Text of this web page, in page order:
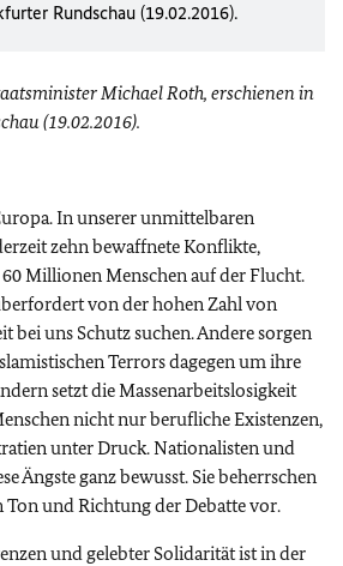
Rundschau (19.02.2016).
Michael Roth, erschienen in
(19.02.2016).
In unserer unmittelbaren
zehn bewaffnete Konflikte,
Millionen Menschen auf der Flucht.
von der hohen Zahl von
bei uns Schutz suchen. Andere sorgen
Terrors dagegen um ihre
setzt die Massenarbeitslosigkeit
nicht nur berufliche Existenzen,
unter Druck. Nationalisten und
Ängste ganz bewusst. Sie beherrschen
Ton und Richtung der Debatte vor.
und gelebter Solidarität ist in der